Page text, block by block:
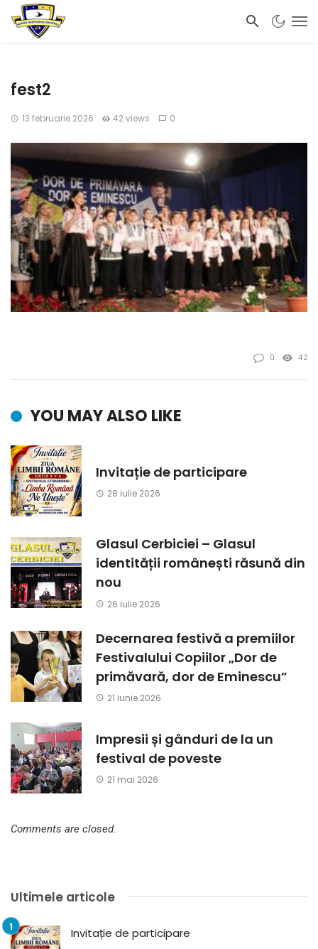
fest2
13 februarie 2026 42 views 0
0 42
YOU MAY ALSO LIKE
Invitație de participare
28 iulie 2026
Glasul Cerbiciei – Glasul
identității românești răsună din
nou
26 iulie 2026
Decernarea festivă a premiilor
Festivalului Copiilor „Dor de
primăvară, dor de Eminescu”
21 iunie 2026
Impresii și gânduri de la un
festival de poveste
21 mai 2026
Comments are closed.
Ultimele articole
Invitație de participare